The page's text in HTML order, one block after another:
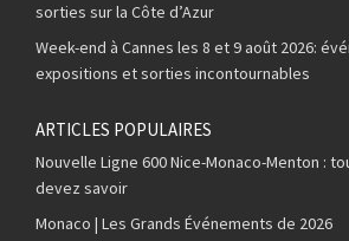
sorties sur la Côte d’Azur
Week-end à Cannes les 8 et 9 août 2026:
expositions et sorties incontournables
ARTICLES POPULAIRES
Nouvelle Ligne 600 Nice-Monaco-Menton :
devez savoir
Monaco | Les Grands Événements de 2026